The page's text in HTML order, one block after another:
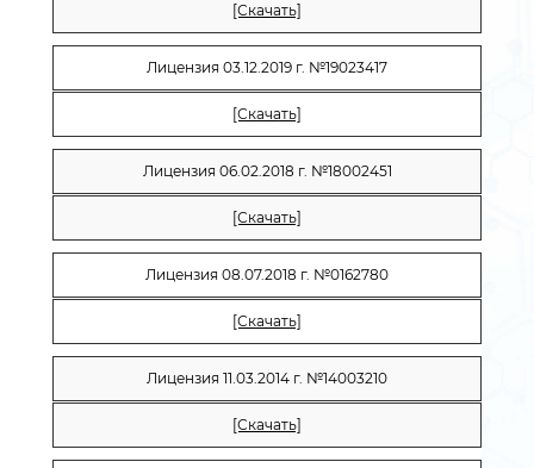
[Скачать]
Лицензия 03.12.2019 г. №19023417
[Скачать]
Лицензия 06.02.2018 г. №18002451
[Скачать]
Лицензия 08.07.2018 г. №0162780
[Скачать]
Лицензия 11.03.2014 г. №14003210
[Скачать]